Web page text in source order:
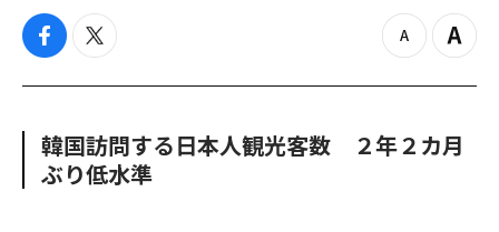
f
c
o
o
t
i
e
r
z
o
u
Z
o
n
韓国訪問する日本人観光客数 ２年２カ月
ぶり低水準